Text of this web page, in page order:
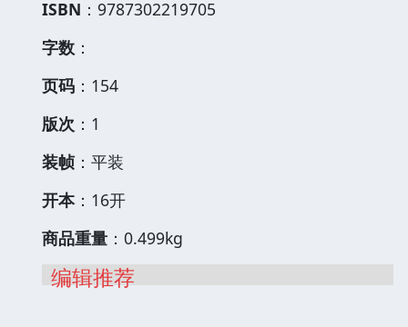
ISBN ：9787302219705
字数 ：
页码 ：154
版次 ：1
装帧 ：平装
开本：16开
商品重量 ：0.499kg
编辑推荐